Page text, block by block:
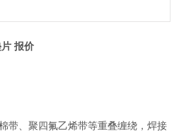
报价
带、聚四氟乙烯带等重叠缠绕，焊接